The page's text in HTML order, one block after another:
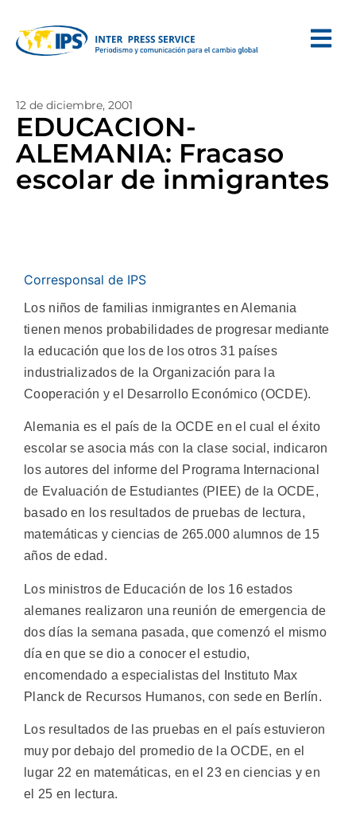
12 de diciembre, 2001
EDUCACION-
ALEMANIA: Fracaso
escolar de inmigrantes
Corresponsal de IPS
Los niños de familias inmigrantes en Alemania
tienen menos probabilidades de progresar mediante
la educación que los de los otros 31 países
industrializados de la Organización para la
Cooperación y el Desarrollo Económico (OCDE).
Alemania es el país de la OCDE en el cual el éxito
escolar se asocia más con la clase social, indicaron
los autores del informe del Programa Internacional
de Evaluación de Estudiantes (PIEE) de la OCDE,
basado en los resultados de pruebas de lectura,
matemáticas y ciencias de 265.000 alumnos de 15
años de edad.
Los ministros de Educación de los 16 estados
alemanes realizaron una reunión de emergencia de
dos días la semana pasada, que comenzó el mismo
día en que se dio a conocer el estudio,
encomendado a especialistas del Instituto Max
Planck de Recursos Humanos, con sede en Berlín.
Los resultados de las pruebas en el país estuvieron
muy por debajo del promedio de la OCDE, en el
lugar 22 en matemáticas, en el 23 en ciencias y en
el 25 en lectura.